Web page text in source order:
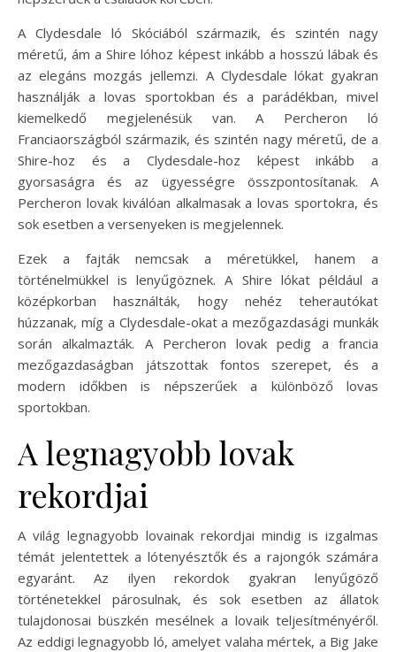
A Clydesdale ló Skóciából származik, és szintén nagy
méretű, ám a Shire lóhoz képest inkább a hosszú lábak és
az elegáns mozgás jellemzi. A Clydesdale lókat gyakran
használják a lovas sportokban és a parádékban, mivel
kiemelkedő megjelenésük van. A Percheron ló
Franciaországból származik, és szintén nagy méretű, de a
Shire-hoz és a Clydesdale-hoz képest inkább a
gyorsaságra és az ügyességre összpontosítanak. A
Percheron lovak kiválóan alkalmasak a lovas sportokra, és
sok esetben a versenyeken is megjelennek.
Ezek a fajták nemcsak a méretükkel, hanem a
történelmükkel is lenyűgöznek. A Shire lókat például a
középkorban használták, hogy nehéz teherautókat
húzzanak, míg a Clydesdale-okat a mezőgazdasági munkák
során alkalmazták. A Percheron lovak pedig a francia
mezőgazdaságban játszottak fontos szerepet, és a
modern időkben is népszerűek a különböző lovas
sportokban.
A legnagyobb lovak
rekordjai
A világ legnagyobb lovainak rekordjai mindig is izgalmas
témát jelentettek a lótenyésztők és a rajongók számára
egyaránt. Az ilyen rekordok gyakran lenyűgöző
történetekkel párosulnak, és sok esetben az állatok
tulajdonosai büszkén mesélnek a lovaik teljesítményéről.
Az eddigi legnagyobb ló, amelyet valaha mértek, a Big Jake